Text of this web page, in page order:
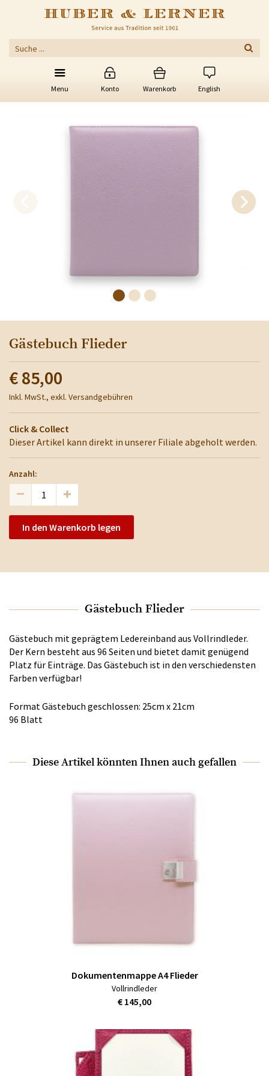
Menu Konto Warenkorb English
Gästebuch Flieder
€ 85,00
Inkl. MwSt., exkl. Versandgebühren
Click & Collect
Dieser Artikel kann direkt in unserer Filiale abgeholt werden.
Anzahl:
In den Warenkorb legen
Gästebuch Flieder
Gästebuch mit geprägtem Ledereinband aus Vollrindleder.
Der Kern besteht aus 96 Seiten und bietet damit genügend
Platz für Einträge. Das Gästebuch ist in den verschiedensten
Farben verfügbar!
Format Gästebuch geschlossen: 25cm x 21cm
96 Blatt
Diese Artikel könnten Ihnen auch gefallen
Dokumentenmappe A4 Flieder
Vollrindleder
€ 145,00